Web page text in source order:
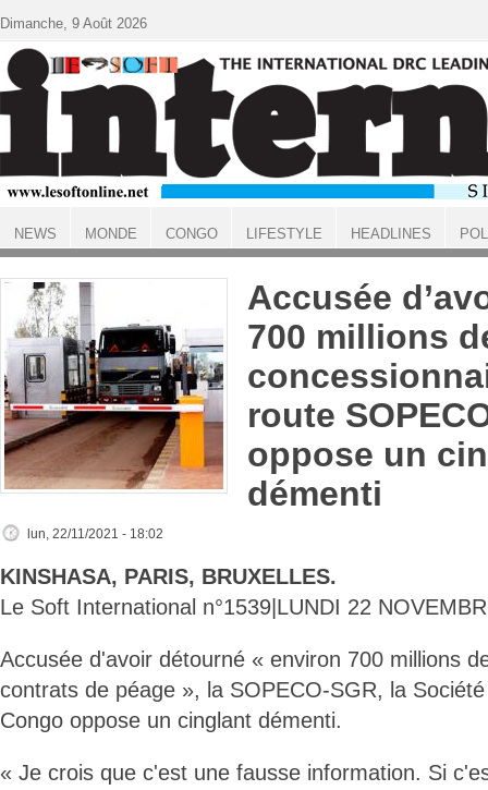
ACCUEIL
Accusée
700 millions
route
oppose un
démenti
lun, 22/11/2021 - 18:02
KINSHASA, PARIS, BRUXELLES.
Le Soft International n°1539|LUNDI 22
Accusée d'avoir détourné « environ 700 millions
contrats de péage », la SOPECO-SGR, la
Congo oppose un cinglant démenti.
« Je crois que c'est une fausse information. Si
Dimanche, 9 Août 2026
NEWS MONDE CONGO LIFESTYLE HEADLINES